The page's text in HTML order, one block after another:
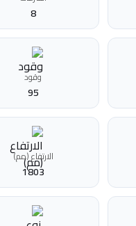
8
وقود
95
الارتفاع (مم)
1803